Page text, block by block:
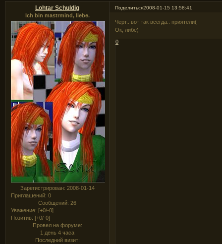
Поделиться2008-01-15 13:58:41
Lohtar Schuldig
Ich bin mastrmind, liebe.
Зарегистрирован: 2008-01-14
Приглашений: 0
Сообщений: 26
Уважение: [+0/-0]
Позитив: [+0/-0]
Провел на форуме:
1 день 4 часа
Последний визит:
Черт.. вот так всегда.. приятели(
Ок, либе)
0